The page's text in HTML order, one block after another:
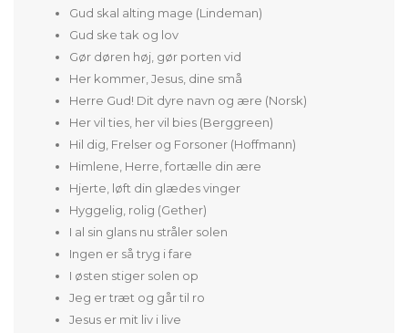
Gud skal alting mage (Lindeman)
Gud ske tak og lov
Gør døren høj, gør porten vid
Her kommer, Jesus, dine små
Herre Gud! Dit dyre navn og ære (Norsk)
Her vil ties, her vil bies (Berggreen)
Hil dig, Frelser og Forsoner (Hoffmann)
Himlene, Herre, fortælle din ære
Hjerte, løft din glædes vinger
Hyggelig, rolig (Gether)
I al sin glans nu stråler solen
Ingen er så tryg i fare
I østen stiger solen op
Jeg er træt og går til ro
Jesus er mit liv i live